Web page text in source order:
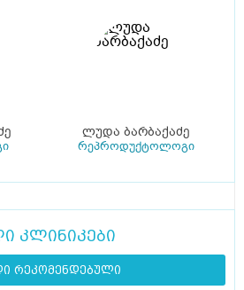
ლუდა ბარბაქაძე
რეპროდუქტოლოგი
კლინიკები
რეკომენდებული